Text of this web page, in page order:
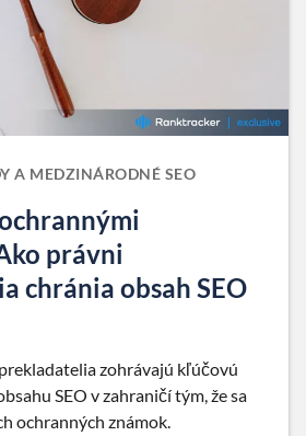
A MEDZINÁRODNÉ SEO
právni
chránia obsah SEO
zohrávajú kľúčovú
SEO v zahraničí tým, že sa
ochranných známok.